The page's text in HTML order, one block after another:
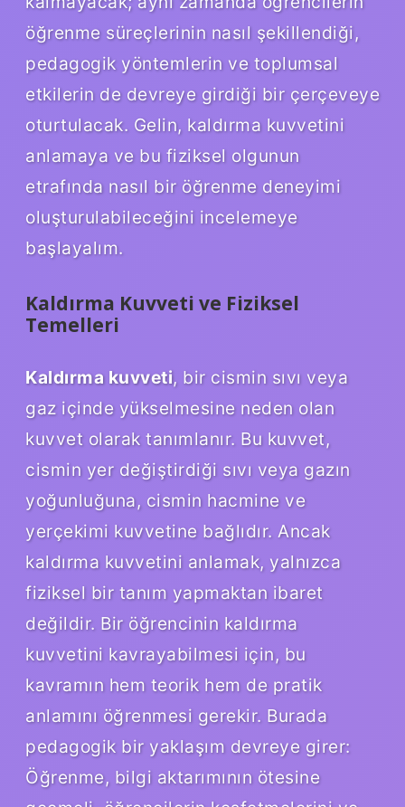
öğrenme süreçlerinin nasıl şekillendiği,
pedagogik yöntemlerin ve toplumsal
etkilerin de devreye girdiği bir çerçeveye
oturtulacak. Gelin, kaldırma kuvvetini
anlamaya ve bu fiziksel olgunun
etrafında nasıl bir öğrenme deneyimi
oluşturulabileceğini incelemeye
başlayalım.
Kaldırma Kuvveti ve Fiziksel
Temelleri
Kaldırma kuvveti, bir cismin sıvı veya
gaz içinde yükselmesine neden olan
kuvvet olarak tanımlanır. Bu kuvvet,
cismin yer değiştirdiği sıvı veya gazın
yoğunluğuna, cismin hacmine ve
yerçekimi kuvvetine bağlıdır. Ancak
kaldırma kuvvetini anlamak, yalnızca
fiziksel bir tanım yapmaktan ibaret
değildir. Bir öğrencinin kaldırma
kuvvetini kavrayabilmesi için, bu
kavramın hem teorik hem de pratik
anlamını öğrenmesi gerekir. Burada
pedagogik bir yaklaşım devreye girer:
Öğrenme, bilgi aktarımının ötesine